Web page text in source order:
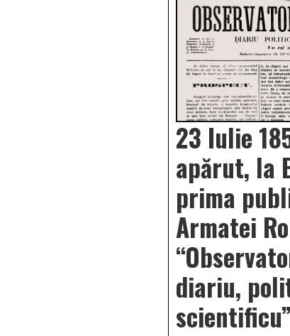
23 Iulie
apărut, la
prima
Armatei
diariu,